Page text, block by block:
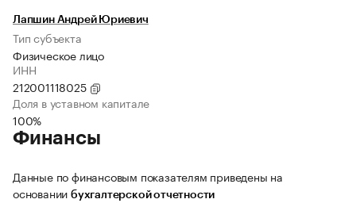
Лапшин Андрей Юриевич
Тип субъекта
Физическое лицо
ИНН
212001118025
Доля в уставном капитале
100%
Финансы
Данные по финансовым показателям приведены на
основании бухгалтерской отчетности